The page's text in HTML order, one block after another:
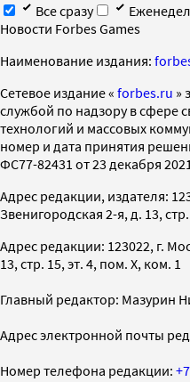
Все сразу
Новости Forbes Games
Наименование издания:
Cетевое издание « forbes.ru »
службой по надзору в сфере
технологий и массовых
номер и дата принятия
ФС77-82431 от 23 декабря
Адрес редакции, издателя:
Звенигородская 2-я, д. 13,
Адрес редакции: 123022, г.
13, стр. 15, эт. 4, пом. X, ком. 1
Главный редактор: Мазурин
Адрес электронной почты
Номер телефона редакции: